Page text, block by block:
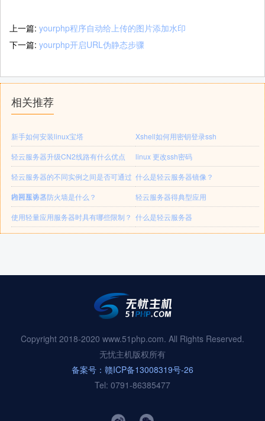
上一篇: yourphp程序自动给上传的图片添加水印
下一篇: yourphp开启URL伪静态步骤
相关推荐
新手如何安装linux宝塔
Xshell如何用密钥登录ssh
轻云服务器升级CN2线路有什么优点
linux 更改ssh密码
轻云服务器的不同实例之间是否可通过
内网互访？
什么是轻云服务器镜像？
轻云服务器防火墙是什么？
轻云服务器得典型应用
使用轻量应用服务器时具有哪些限制？ 什么是轻云服务器
Copyright 2018-2020 www.51php.com. All Rights Reserved.
无忧主机版权所有
备案号：赣ICP备13008319号-26
Tel: 0791-86385477